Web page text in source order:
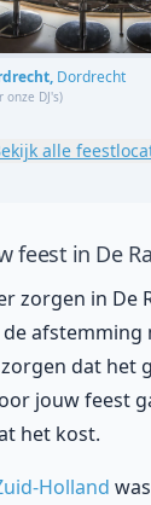
Dordrecht
onze DJ's)
alle
feest in De
zorgen in De
zorgen dat het
jouw feest
het kost.
Holland